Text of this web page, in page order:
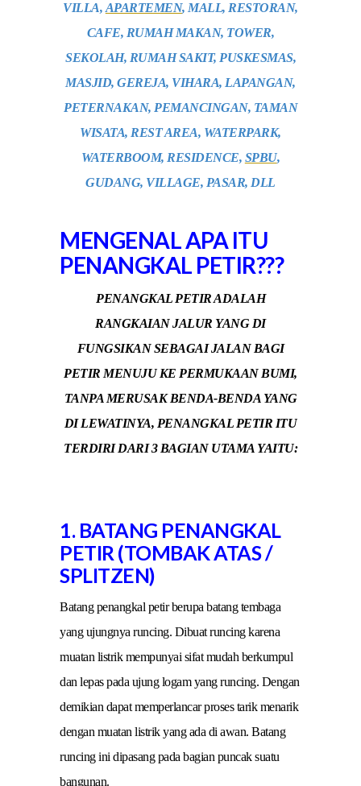
VILLA, APARTEMEN, MALL, RESTORAN,
CAFE, RUMAH MAKAN, TOWER,
SEKOLAH, RUMAH SAKIT, PUSKESMAS,
MASJID, GEREJA, VIHARA, LAPANGAN,
PETERNAKAN, PEMANCINGAN, TAMAN
WISATA, REST AREA, WATERPARK,
WATERBOOM, RESIDENCE, SPBU,
GUDANG, VILLAGE, PASAR, DLL
MENGENAL APA ITU
PENANGKAL PETIR???
PENANGKAL PETIR ADALAH
RANGKAIAN JALUR YANG DI
FUNGSIKAN SEBAGAI JALAN BAGI
PETIR MENUJU KE PERMUKAAN BUMI,
TANPA MERUSAK BENDA-BENDA YANG
DI LEWATINYA, PENANGKAL PETIR ITU
TERDIRI DARI 3 BAGIAN UTAMA YAITU:
1. BATANG PENANGKAL
PETIR (TOMBAK ATAS /
SPLITZEN)
Batang penangkal petir berupa batang tembaga
yang ujungnya runcing. Dibuat runcing karena
muatan listrik mempunyai sifat mudah berkumpul
dan lepas pada ujung logam yang runcing. Dengan
demikian dapat memperlancar proses tarik menarik
dengan muatan listrik yang ada di awan. Batang
runcing ini dipasang pada bagian puncak suatu
bangunan.